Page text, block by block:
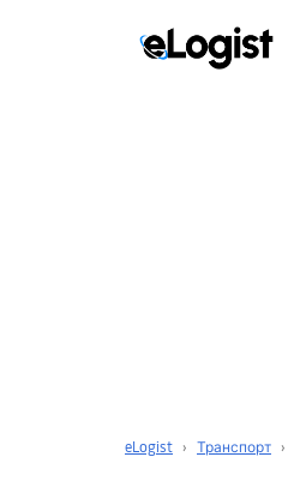
eLogist › Транспорт ›